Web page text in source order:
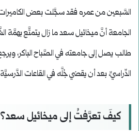
السَّبعين من عمره فقد سجَّلت بعض
الجامعة أنَّ ميخائيل سعد ما زال يتمتَّع بهمَّة
طالب يصل إلى جامعته في الصَّباح الباكر،
الدِّراسيِّ، بعد أن يقضي جُلَّه في القاعات
كيفَ تعرَّفتُ إلى ميخائيل سعد؟